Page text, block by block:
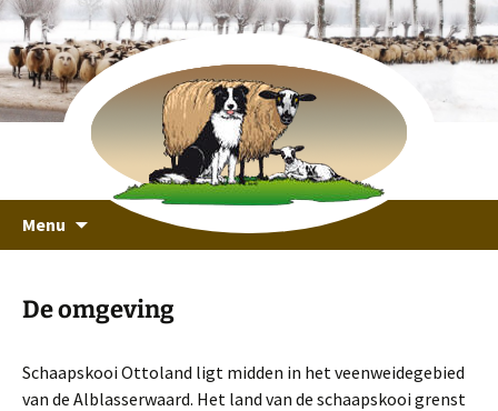
Schaapskooi Ottoland
recreeren in een unieke omgeving
Menu
De omgeving
Schaapskooi Ottoland ligt midden in het veenweidegebied
van de Alblasserwaard. Het land van de schaapskooi grenst